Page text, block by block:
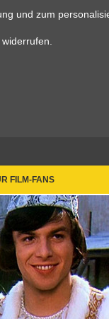
FILM-FANS